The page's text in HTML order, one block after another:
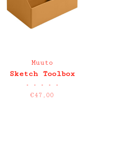
Muuto
Sketch Toolbox
• • • • •
€47,00